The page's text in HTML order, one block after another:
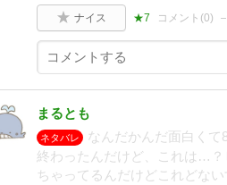
ナイス ★7 コメント(0)
まるとも
ネタバレ
なんだかんだ面白く
終わったんだけど、これは…？
ちゃってるんだけどこれどな